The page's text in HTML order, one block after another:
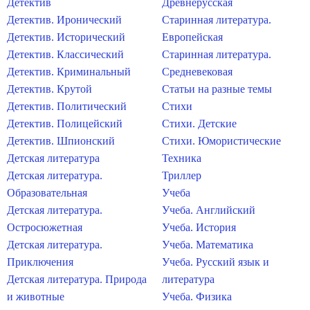
Детектив
Детектив. Иронический
Детектив. Исторический
Детектив. Классический
Детектив. Криминальный
Детектив. Крутой
Детектив. Политический
Детектив. Полицейский
Детектив. Шпионский
Детская литература
Детская литература.
Образовательная
Детская литература.
Остросюжетная
Детская литература.
Приключения
Детская литература. Природа
и животные
Древнерусская
Старинная литература.
Европейская
Старинная литература.
Средневековая
Статьи на разные темы
Стихи
Стихи. Детские
Стихи. Юмористические
Техника
Триллер
Учеба
Учеба. Английский
Учеба. История
Учеба. Математика
Учеба. Русский язык и
литература
Учеба. Физика